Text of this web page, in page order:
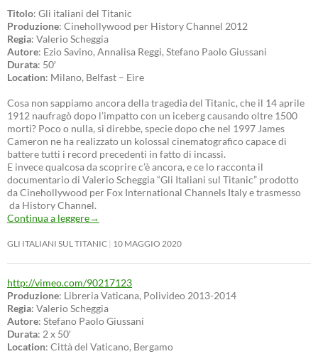
Titolo: Gli italiani del Titanic
Produzione: Cinehollywood per History Channel 2012
Regia: Valerio Scheggia
Autore: Ezio Savino, Annalisa Reggi, Stefano Paolo Giussani
Durata: 50′
Location: Milano, Belfast – Eire
Cosa non sappiamo ancora della tragedia del Titanic, che il 14 aprile
1912 naufragò dopo l’impatto con un iceberg causando oltre 1500
morti? Poco o nulla, si direbbe, specie dopo che nel 1997 James
Cameron ne ha realizzato un kolossal cinematografico capace di
battere tutti i record precedenti in fatto di incassi.
E invece qualcosa da scoprire c’è ancora, e ce lo racconta il
documentario di Valerio Scheggia “Gli Italiani sul Titanic” prodotto
da Cinehollywood per Fox International Channels Italy e trasmesso
da History Channel.
Continua a leggere→
GLI ITALIANI SUL TITANIC 10 MAGGIO 2020
http://vimeo.com/90217123
Produzione: Libreria Vaticana, Polivideo 2013-2014
Regia: Valerio Scheggia
Autore: Stefano Paolo Giussani
Durata: 2 x 50′
Location: Città del Vaticano, Bergamo